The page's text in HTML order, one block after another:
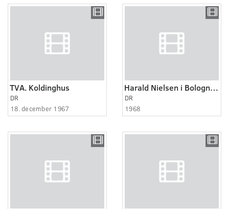
TVA. Koldinghus
DR
18. december 1967
Harald Nielsen i Bologna del 1
DR
1968